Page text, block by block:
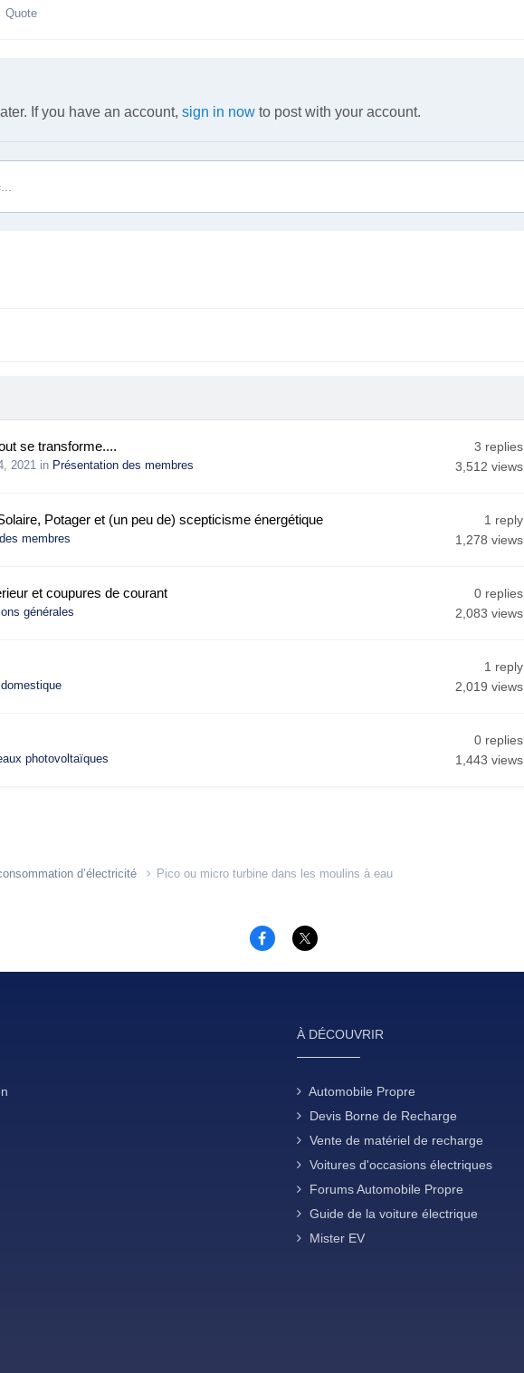
Quote
If you have an account, sign in now to post with your account.
se transforme....
2021 in Présentation des membres
3 replies
3,512 views
Potager et (un peu de) scepticisme énergétique
membres
1 reply
1,278 views
et coupures de courant
générales
0 replies
2,083 views
1 reply
2,019 views
photovoltaïques
0 replies
1,443 views
d’électricité Pico ou micro turbine dans les moulins à eau
À DÉCOUVRIR
Automobile Propre
Devis Borne de Recharge
Vente de matériel de recharge
Voitures d'occasions électriques
Forums Automobile Propre
Guide de la voiture électrique
Mister EV